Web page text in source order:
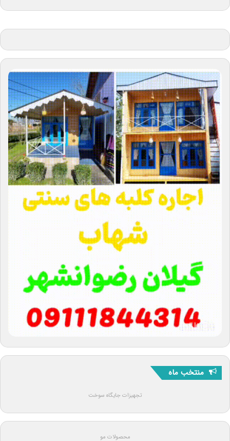
منتخب ماه
تجهیزات جایگاه سوخت
محصولات مو